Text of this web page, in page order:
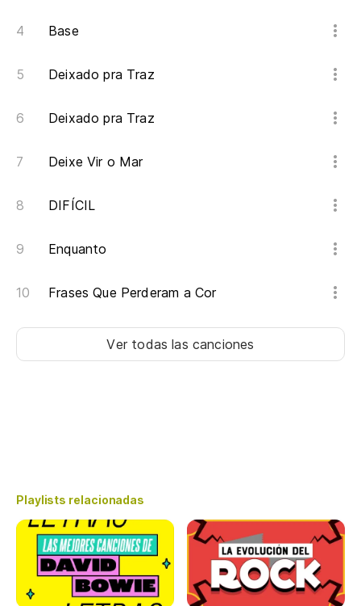
Base
Deixado pra Traz
Deixado pra Traz
Deixe Vir o Mar
DIFÍCIL
Enquanto
Frases Que Perderam a Cor
Ver todas las canciones
Playlists relacionadas